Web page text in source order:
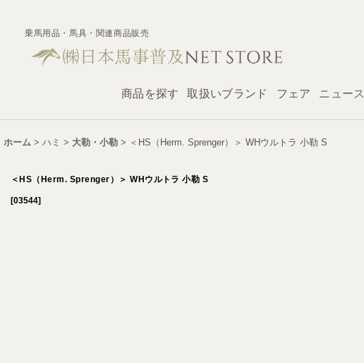
乗馬用品・馬具・関連商品販売
商品を探す 取扱いブランド フェア ニュース
ホーム > ハミ > 大勒・小勒 > ＜HS（Herm. Sprenger）＞ WHウルトラ 小勒 S
＜HS（Herm. Sprenger）＞ WHウルトラ 小勒 S
[03544]